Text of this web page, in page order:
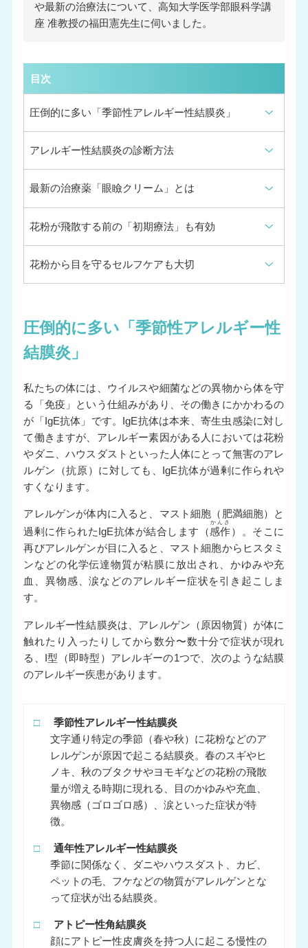
や最新の治療法について、高知大学医学部眼科学講
座 准教授の福田憲先生に伺いました。
目次
圧倒的に多い「季節性アレルギー性結膜炎」
アレルギー性結膜炎の診断方法
最新の治療薬「眼瞼クリーム」とは
花粉が飛散する前の「初期療法」も有効
花粉から目を守るセルフケアも大切
圧倒的に多い「季節性アレルギー性
結膜炎」
私たちの体には、ウイルスや細菌などの異物から体を守
る「免疫」という仕組みがあり、その働きにかかわるの
が「IgE抗体」です。IgE抗体は本来、寄生虫感染に対し
て働きますが、アレルギー素因がある人においては花粉
やダニ、ハウスダストといった人体にとって無害のアレ
ルゲン（抗原）に対しても、IgE抗体が過剰に作られや
すくなります。
アレルゲンが体内に入ると、マスト細胞（肥満細胞）と
過剰に作られたIgE抗体が結合します（感作
かんさ
）。そこに
再びアレルゲンが目に入ると、マスト細胞からヒスタミ
ンなどの化学伝達物質が粘膜に放出され、かゆみや充
血、異物感、涙などのアレルギー症状を引き起こしま
す。
アレルギー性結膜炎は、アレルゲン（原因物質）が体に
触れたり入ったりしてから数分〜数十分で症状が現れ
る、I型（即時型）アレルギーの1つで、次のような結膜
のアレルギー疾患があります。
□
季節性アレルギー性結膜炎
文字通り特定の季節（春や秋）に花粉などのア
レルゲンが原因で起こる結膜炎。春のスギやヒ
ノキ、秋のブタクサやヨモギなどの花粉の飛散
量が増える時期に現れる、目のかゆみや充血、
異物感（ゴロゴロ感）、涙といった症状が特
徴。
□
通年性アレルギー性結膜炎
季節に関係なく、ダニやハウスダスト、カビ、
ペットの毛、フケなどの物質がアレルゲンとな
って症状が出る結膜炎。
□
アトピー性角結膜炎
顔にアトピー性皮膚炎を持つ人に起こる慢性の